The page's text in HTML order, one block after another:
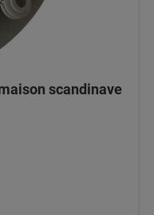
scandinave